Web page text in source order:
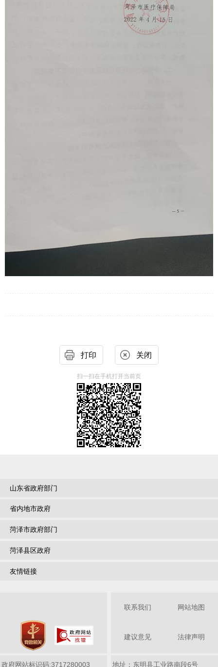
打印 关闭
扫一扫在手机打开当前页
山东省政府部门
省内地市政府
菏泽市政府部门
菏泽县区政府
友情链接
联系我们 网站地图
建议意见 法律声明
政府网站标识码:3717280003 地址：东明县工业路南段6号